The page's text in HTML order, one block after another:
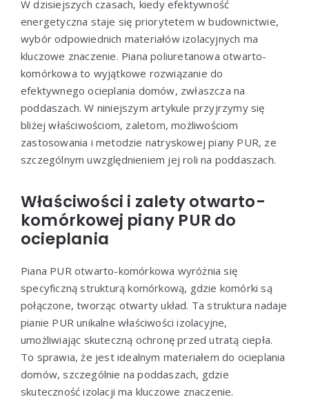
W dzisiejszych czasach, kiedy efektywność
energetyczna staje się priorytetem w budownictwie,
wybór odpowiednich materiałów izolacyjnych ma
kluczowe znaczenie. Piana poliuretanowa otwarto-
komórkowa to wyjątkowe rozwiązanie do
efektywnego ocieplania domów, zwłaszcza na
poddaszach. W niniejszym artykule przyjrzymy się
bliżej właściwościom, zaletom, możliwościom
zastosowania i metodzie natryskowej piany PUR, ze
szczególnym uwzględnieniem jej roli na poddaszach.
Właściwości i zalety otwarto-
komórkowej piany PUR do
ocieplania
Piana PUR otwarto-komórkowa wyróżnia się
specyficzną strukturą komórkową, gdzie komórki są
połączone, tworząc otwarty układ. Ta struktura nadaje
pianie PUR unikalne właściwości izolacyjne,
umożliwiając skuteczną ochronę przed utratą ciepła.
To sprawia, że jest idealnym materiałem do ocieplania
domów, szczególnie na poddaszach, gdzie
skuteczność izolacji ma kluczowe znaczenie.